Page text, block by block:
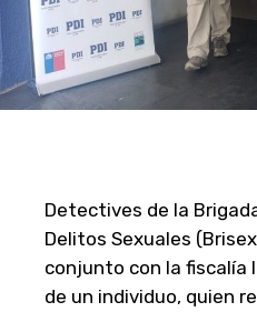
Detectives de la
Delitos Sexuales
conjunto con la fiscalía
de un individuo, quien